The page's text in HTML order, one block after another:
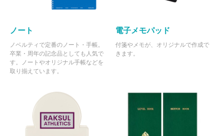
ノート
ノベルティで定番のノート・手帳。
卒業・周年の記念品としても人気で
す。ノートやオリジナル手帳などを
取り揃えています。
電子メモパッド
付箋やメモが、オリジナルで作成で
きます。